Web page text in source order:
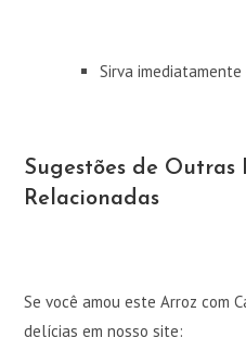
Sirva
Sugestões de Outras
Relacionadas
Se você amou este Arroz com
delícias em nosso site: